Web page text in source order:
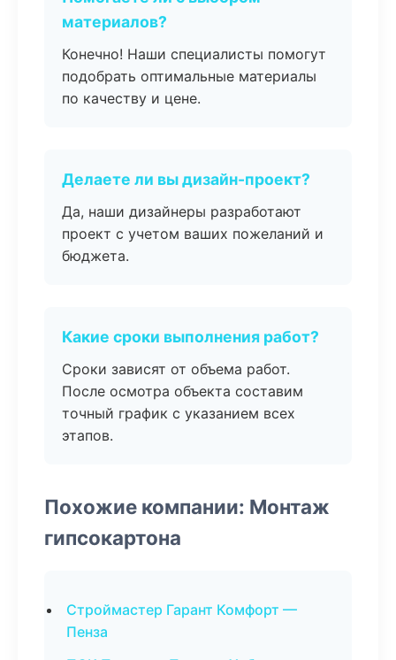
материалов?
Конечно! Наши специалисты помогут
подобрать оптимальные материалы
по качеству и цене.
Делаете ли вы дизайн-проект?
Да, наши дизайнеры разработают
проект с учетом ваших пожеланий и
бюджета.
Какие сроки выполнения работ?
Сроки зависят от объема работ.
После осмотра объекта составим
точный график с указанием всех
этапов.
Похожие компании: Монтаж
гипсокартона
Строймастер Гарант Комфорт —
Пенза